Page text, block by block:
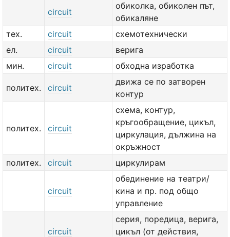
circuit
обиколка, обиколен път,
обикаляне
тех.
circuit
схемотехнически
ел.
circuit
верига
мин.
circuit обходна изработка
политех. circuit
движа се по затворен
контур
политех. circuit
схема, контур,
кръгообращение, цикъл,
циркулация, дължина на
окръжност
политех.
circuit циркулирам
circuit
обединение на театри/
кина и пр. под общо
управление
circuit
серия, поредица, верига,
цикъл (от действия,